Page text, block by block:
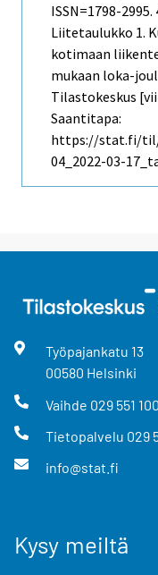
ISSN=1798-2995.
Liitetaulukko 1.
kotimaan
mukaan loka-
Tilastokeskus
Saantitapa:
https://stat.fi/til/
04_2022-03-
Työpajankatu 13
00580 Helsinki
Vaihde 029 551
Tietopalvelu 029
info@stat.fi
Kysy meiltä